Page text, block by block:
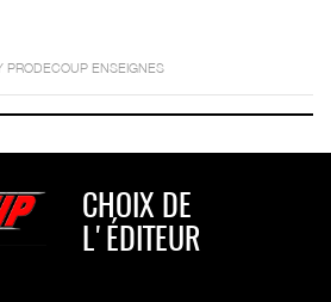
PRODECOUP ENSEIGNES
CHOIX DE
L'ÉDITEUR